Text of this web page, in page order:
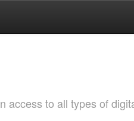
access to all types of